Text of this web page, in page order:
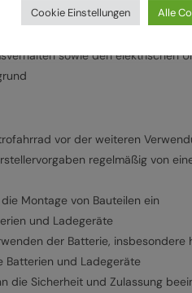
sowie den
vor der weiteren
regelmäßig von
Montage von Bauteilen ein
und Ladegeräte
der Batterie,
Batterien und Ladegeräte
die Sicherheit und Zulassung
Cookie Einstellungen Alle